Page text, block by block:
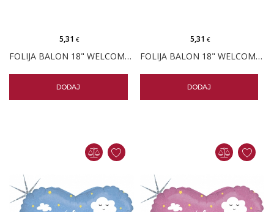
FOLIJA BALON 18" WELCOME BABY PRINCESS SRCE
5,31€
DODAJ
FOLIJA BALON 18" WELCOME BABY PRINCE SRCE
5,31 €
DODAJ